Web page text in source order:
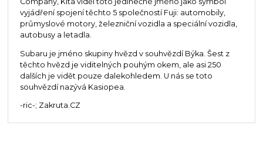
vyjádření spojení těchto 5 společností Fuji: automobily,
průmyslové motory, železniční vozidla a speciální vozidla,
autobusy a letadla.
Subaru je jméno skupiny hvězd v souhvězdí Býka. Šest z
těchto hvězd je viditelných pouhým okem, ale asi 250
dalších je vidět pouze dalekohledem. U nás se toto
souhvězdí nazývá Kasiopea.
-ric-; Zakruta.CZ